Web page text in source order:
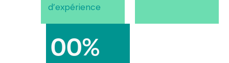
mon équipe et confiant en mon potentiel de
d’expérience
00%